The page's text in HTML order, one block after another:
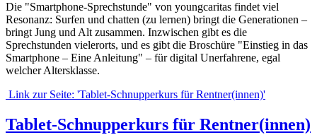
Die "Smartphone-Sprechstunde" von youngcaritas findet viel
Resonanz: Surfen und chatten (zu lernen) bringt die Generationen –
bringt Jung und Alt zusammen. Inzwischen gibt es die
Sprechstunden vielerorts, und es gibt die Broschüre "Einstieg in das
Smartphone – Eine Anleitung" – für digital Unerfahrene, egal
welcher Altersklasse.
Link zur Seite: 'Tablet-Schnupperkurs für Rentner(innen)'
Tablet-Schnupperkurs für Rentner(innen)